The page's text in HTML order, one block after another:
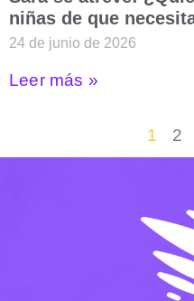
niñas de que
24 de junio de 2026
Leer más »
1 2